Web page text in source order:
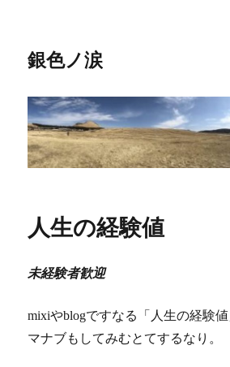
銀色ノ涙
人生の経験値
未経験者歓迎
mixiやblogですなる「人生の経験値
マナブもしてみむとてするなり。